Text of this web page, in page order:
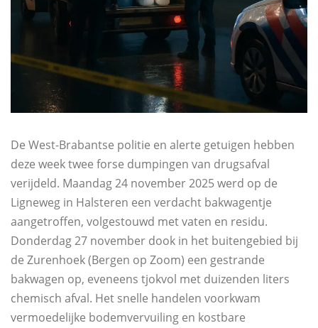
De West-Brabantse politie en alerte getuigen hebben
deze week twee forse dumpingen van drugsafval
verijdeld. Maandag 24 november 2025 werd op de
Ligneweg in Halsteren een verdacht bakwagentje
aangetroffen, volgestouwd met vaten en residu.
Donderdag 27 november dook in het buitengebied bij
de Zurenhoek (Bergen op Zoom) een gestrande
bakwagen op, eveneens tjokvol met duizenden liters
chemisch afval. Het snelle handelen voorkwam
vermoedelijke bodemvervuiling en kostbare